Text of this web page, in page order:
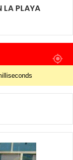
LA PLAYA